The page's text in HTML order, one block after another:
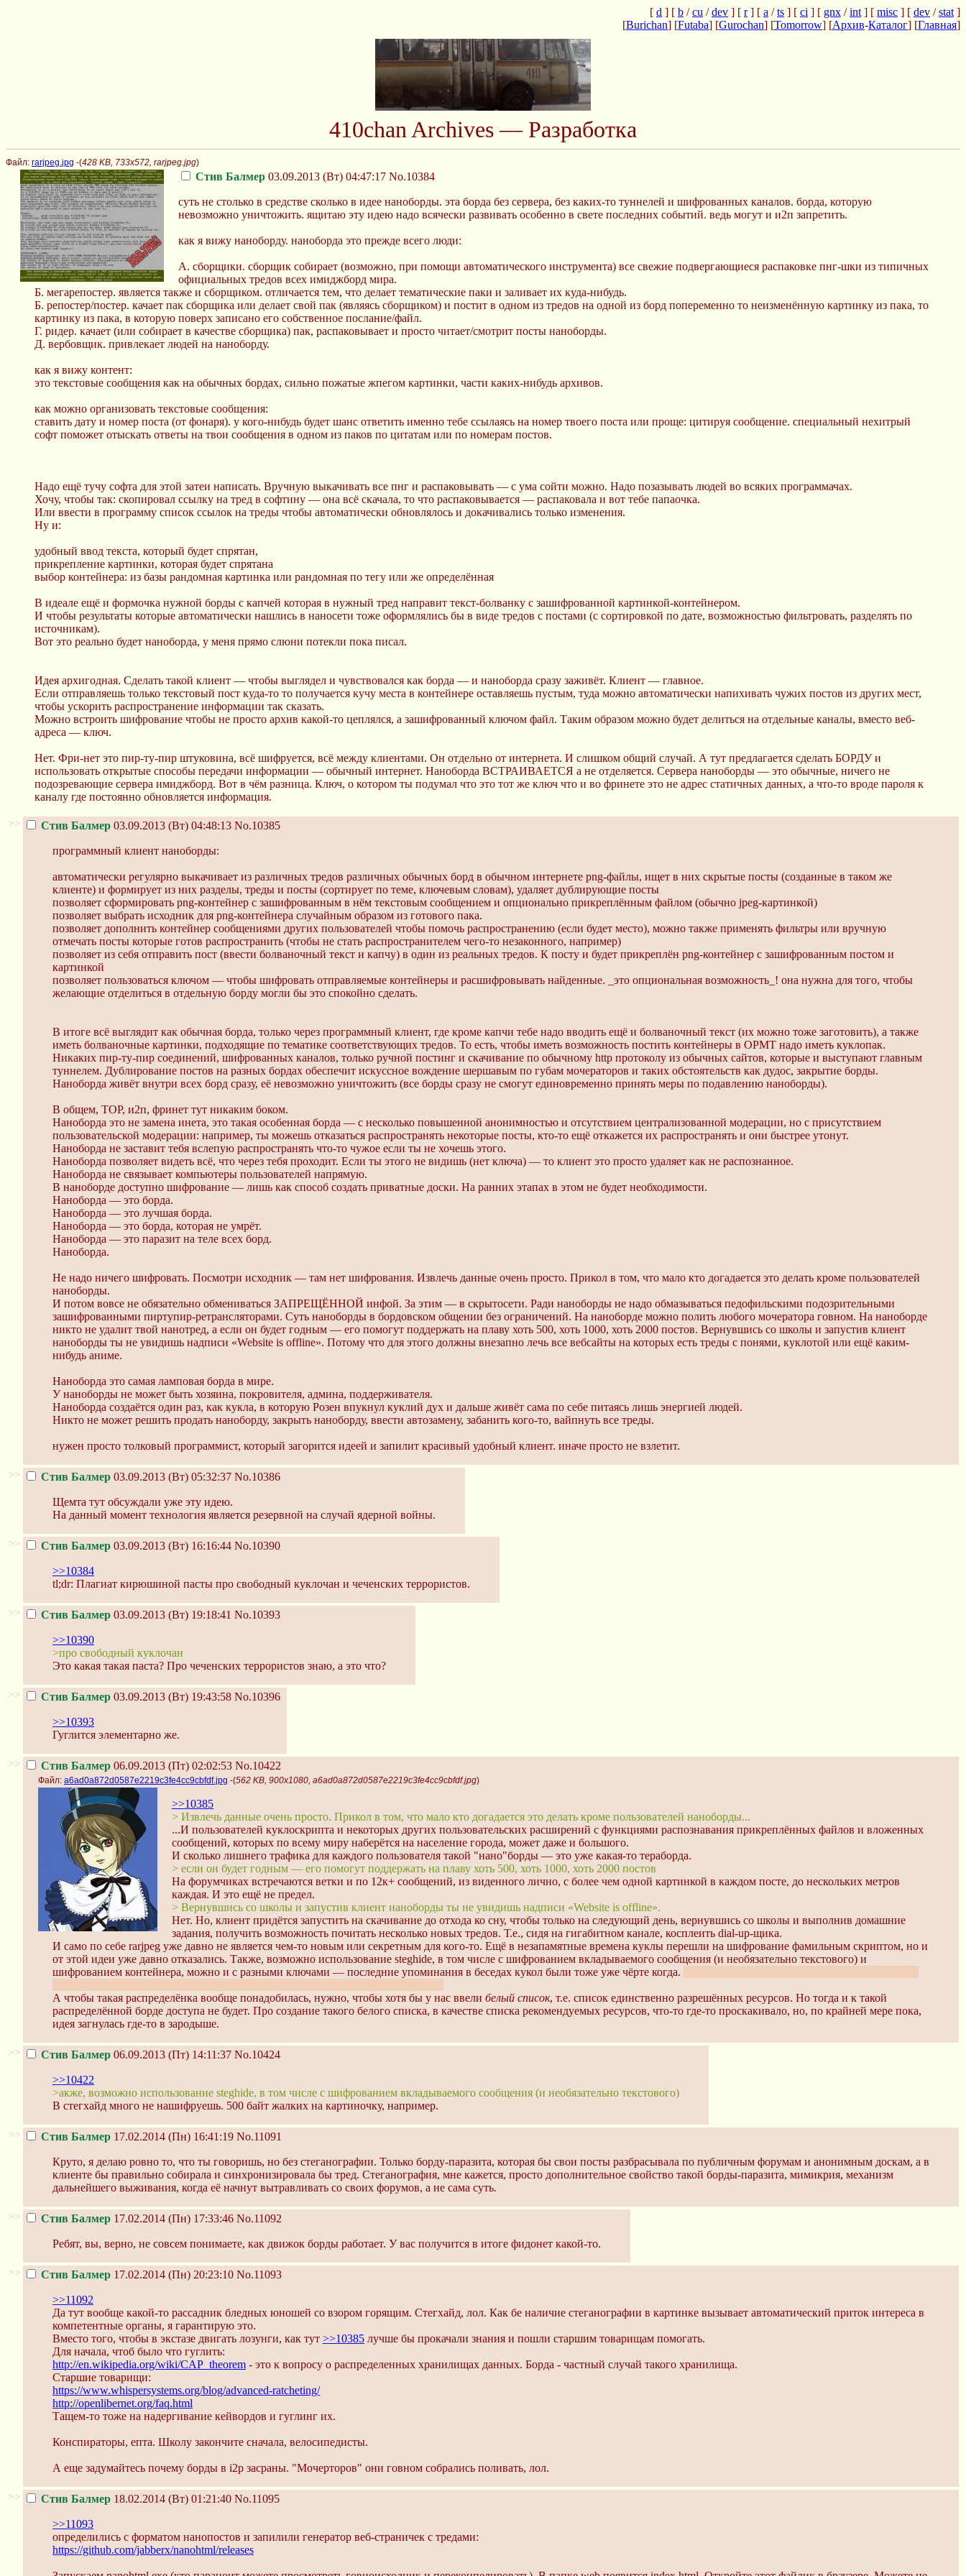
[ d ] [ b /cu /dev ] [ r] [ a /ts ] [ ci ] [ gnx /int ] [ misc ] [ dev /stat ]
[Burichan] [Futaba] [Gurochan] [Tomorrow] [Архив-Каталог] [Главная]
410chan Archives — Разработка
Файл: rarjpeg.jpg -(428 KB, 733x572, rarjpeg.jpg)
Стив Балмер 03.09.2013 (Вт) 04:47:17 No.10384
суть не столько в средстве сколько в идее наноборды. эта борда без сервера, без каких-то туннелей и шифрованных каналов. борда, которую
невозможно уничтожить. ящитаю эту идею надо всячески развивать особенно в свете последних событий. ведь могут и и2п запретить.
как я вижу наноборду. наноборда это прежде всего люди:
А. сборщики. сборщик собирает (возможно, при помощи автоматического инструмента) все свежие подвергающиеся распаковке пнг-шки из типичных
официальных тредов всех имиджборд мира.
Б. мегарепостер. является также и сборщиком. отличается тем, что делает тематические паки и заливает их куда-нибудь.
Б. репостер/постер. качает пак сборщика или делает свой пак (являясь сборщиком) и постит в одном из тредов на одной из борд попеременно то неизменённую картинку из пака, то
картинку из пака, в которую поверх записано его собственное послание/файл.
Г. ридер. качает (или собирает в качестве сборщика) пак, распаковывает и просто читает/смотрит посты наноборды.
Д. вербовщик. привлекает людей на наноборду.
как я вижу контент:
это текстовые сообщения как на обычных бордах, сильно пожатые жпегом картинки, части каких-нибудь архивов.
как можно организовать текстовые сообщения:
ставить дату и номер поста (от фонаря). у кого-нибудь будет шанс ответить именно тебе ссылаясь на номер твоего поста или проще: цитируя сообщение. специальный нехитрый
софт поможет отыскать ответы на твои сообщения в одном из паков по цитатам или по номерам постов.
Надо ещё тучу софта для этой затеи написать. Вручную выкачивать все пнг и распаковывать — с ума сойти можно. Надо позазывать людей во всяких программачах.
Хочу, чтобы так: скопировал ссылку на тред в софтину — она всё скачала, то что распаковывается — распаковала и вот тебе папаочка.
Или ввести в программу список ссылок на треды чтобы автоматически обновлялось и докачивались только изменения.
Ну и:
удобный ввод текста, который будет спрятан,
прикрепление картинки, которая будет спрятана
выбор контейнера: из базы рандомная картинка или рандомная по тегу или же определённая
В идеале ещё и формочка нужной борды с капчей которая в нужный тред направит текст-болванку с зашифрованной картинкой-контейнером.
И чтобы результаты которые автоматически нашлись в наносети тоже оформлялись бы в виде тредов с постами (с сортировкой по дате, возможностью фильтровать, разделять по
источникам).
Вот это реально будет наноборда, у меня прямо слюни потекли пока писал.
Идея архигодная. Сделать такой клиент — чтобы выглядел и чувствовался как борда — и наноборда сразу заживёт. Клиент — главное.
Если отправляешь только текстовый пост куда-то то получается кучу места в контейнере оставляешь пустым, туда можно автоматически напихивать чужих постов из других мест,
чтобы ускорить распространение информации так сказать.
Можно встроить шифрование чтобы не просто архив какой-то цеплялся, а зашифрованный ключом файл. Таким образом можно будет делиться на отдельные каналы, вместо веб-
адреса — ключ.
Нет. Фри-нет это пир-ту-пир штуковина, всё шифруется, всё между клиентами. Он отдельно от интернета. И слишком общий случай. А тут предлагается сделать БОРДУ и
использовать открытые способы передачи информации — обычный интернет. Наноборда ВСТРАИВАЕТСЯ а не отделяется. Сервера наноборды — это обычные, ничего не
подозревающие сервера имиджборд. Вот в чём разница. Ключ, о котором ты подумал что это тот же ключ что и во фринете это не адрес статичных данных, а что-то вроде пароля к
каналу где постоянно обновляется информация.
>> Стив Балмер 03.09.2013 (Вт) 04:48:13 No.10385
программный клиент наноборды:
автоматически регулярно выкачивает из различных тредов различных обычных борд в обычном интернете png-файлы, ищет в них скрытые посты (созданные в таком же
клиенте) и формирует из них разделы, треды и посты (сортирует по теме, ключевым словам), удаляет дублирующие посты
позволяет сформировать png-контейнер с зашифрованным в нём текстовым сообщением и опционально прикреплённым файлом (обычно jpeg-картинкой)
позволяет выбрать исходник для png-контейнера случайным образом из готового пака.
позволяет дополнить контейнер сообщениями других пользователей чтобы помочь распространению (если будет место), можно также применять фильтры или вручную
отмечать посты которые готов распространить (чтобы не стать распространителем чего-то незаконного, например)
позволяет из себя отправить пост (ввести болваночный текст и капчу) в один из реальных тредов. К посту и будет прикреплён png-контейнер с зашифрованным постом и
картинкой
позволяет пользоваться ключом — чтобы шифровать отправляемые контейнеры и расшифровывать найденные. _это опциональная возможность_! она нужна для того, чтобы
желающие отделиться в отдельную борду могли бы это спокойно сделать.
В итоге всё выглядит как обычная борда, только через программный клиент, где кроме капчи тебе надо вводить ещё и болваночный текст (их можно тоже заготовить), а также
иметь болваночные картинки, подходящие по тематике соответствующих тредов. То есть, чтобы иметь возможность постить контейнеры в ОРМТ надо иметь куклопак.
Никаких пир-ту-пир соединений, шифрованных каналов, только ручной постинг и скачивание по обычному http протоколу из обычных сайтов, которые и выступают главным
туннелем. Дублирование постов на разных бордах обеспечит искуссное вождение шершавым по губам мочераторов и таких обстоятельств как дудос, закрытие борды.
Наноборда живёт внутри всех борд сразу, её невозможно уничтожить (все борды сразу не смогут единовременно принять меры по подавлению наноборды).
В общем, ТОР, и2п, фринет тут никаким боком.
Наноборда это не замена инета, это такая особенная борда — с несколько повышенной анонимностью и отсутствием централизованной модерации, но с присутствием
пользовательской модерации: например, ты можешь отказаться распространять некоторые посты, кто-то ещё откажется их распространять и они быстрее утонут.
Наноборда не заставит тебя вслепую распространять что-то чужое если ты не хочешь этого.
Наноборда позволяет видеть всё, что через тебя проходит. Если ты этого не видишь (нет ключа) — то клиент это просто удаляет как не распознанное.
Наноборда не связывает компьютеры пользователей напрямую.
В наноборде доступно шифрование — лишь как способ создать приватные доски. На ранних этапах в этом не будет необходимости.
Наноборда — это борда.
Наноборда — это лучшая борда.
Наноборда — это борда, которая не умрёт.
Наноборда — это паразит на теле всех борд.
Наноборда.
Не надо ничего шифровать. Посмотри исходник — там нет шифрования. Извлечь данные очень просто. Прикол в том, что мало кто догадается это делать кроме пользователей
наноборды.
И потом вовсе не обязательно обмениваться ЗАПРЕЩЁННОЙ инфой. За этим — в скрытосети. Ради наноборды не надо обмазываться педофильскими подозрительными
зашифрованными пиртупир-ретрансляторами. Суть наноборды в бордовском общении без ограничений. На наноборде можно полить любого мочератора говном. На наноборде
никто не удалит твой нанотред, а если он будет годным — его помогут поддержать на плаву хоть 500, хоть 1000, хоть 2000 постов. Вернувшись со школы и запустив клиент
наноборды ты не увидишь надписи «Website is offline». Потому что для этого должны внезапно лечь все вебсайты на которых есть треды с понями, куклотой или ещё каким-
нибудь аниме.
Наноборда это самая ламповая борда в мире.
У наноборды не может быть хозяина, покровителя, админа, поддерживателя.
Наноборда создаётся один раз, как кукла, в которую Розен впукнул куклий дух и дальше живёт сама по себе питаясь лишь энергией людей.
Никто не может решить продать наноборду, закрыть наноборду, ввести автозамену, забанить кого-то, вайпнуть все треды.
нужен просто толковый программист, который загорится идеей и запилит красивый удобный клиент. иначе просто не взлетит.
>> Стив Балмер 03.09.2013 (Вт) 05:32:37 No.10386
Щемта тут обсуждали уже эту идею.
На данный момент технология является резервной на случай ядерной войны.
>> Стив Балмер 03.09.2013 (Вт) 16:16:44 No.10390
>>10384
tl;dr: Плагиат кирюшиной пасты про свободный куклочан и чеченских террористов.
>> Стив Балмер 03.09.2013 (Вт) 19:18:41 No.10393
>>10390
>про свободный куклочан
Это какая такая паста? Про чеченских террористов знаю, а это что?
>> Стив Балмер 03.09.2013 (Вт) 19:43:58 No.10396
>>10393
Гуглится элементарно же.
>> Стив Балмер 06.09.2013 (Пт) 02:02:53 No.10422
Файл: a6ad0a872d0587e2219c3fe4cc9cbfdf.jpg -(562 KB, 900x1080, a6ad0a872d0587e2219c3fe4cc9cbfdf.jpg)
>>10385
> Извлечь данные очень просто. Прикол в том, что мало кто догадается это делать кроме пользователей наноборды...
...И пользователей куклоскрипта и некоторых других пользовательских расширений с функциями распознавания прикреплённых файлов и вложенных
сообщений, которых по всему миру наберётся на население города, может даже и большого.
И сколько лишнего трафика для каждого пользователя такой "нано"борды — это уже какая-то тераборда.
> если он будет годным — его помогут поддержать на плаву хоть 500, хоть 1000, хоть 2000 постов
На форумчиках встречаются ветки и по 12к+ сообщений, из виденного лично, с более чем одной картинкой в каждом посте, до нескольких метров
каждая. И это ещё не предел.
> Вернувшись со школы и запустив клиент наноборды ты не увидишь надписи «Website is offline».
Нет. Но, клиент придётся запустить на скачивание до отхода ко сну, чтобы только на следующий день, вернувшись со школы и выполнив домашние
задания, получить возможность почитать несколько новых тредов. Т.е., сидя на гигабитном канале, косплеить dial-up-щика.
И само по себе rarjpeg уже давно не является чем-то новым или секретным для кого-то. Ещё в незапамятные времена куклы перешли на шифрование фамильным скриптом, но и
от этой идеи уже давно отказались. Также, возможно использование steghide, в том числе с шифрованием вкладываемого сообщения (и необязательно текстового) и
шифрованием контейнера, можно и с разными ключами — последние упоминания в беседах кукол были тоже уже чёрте когда.
А чтобы такая распределёнка вообще понадобилась, нужно, чтобы хотя бы у нас ввели белый список, т.е. список единственно разрешённых ресурсов. Но тогда и к такой
распределённой борде доступа не будет. Про создание такого белого списка, в качестве списка рекомендуемых ресурсов, что-то где-то проскакивало, но, по крайней мере пока,
идея загнулась где-то в зародыше.
>> Стив Балмер 06.09.2013 (Пт) 14:11:37 No.10424
>>10422
>акже, возможно использование steghide, в том числе с шифрованием вкладываемого сообщения (и необязательно текстового)
В стегхайд много не нашифруешь. 500 байт жалких на картиночку, например.
>> Стив Балмер 17.02.2014 (Пн) 16:41:19 No.11091
Круто, я делаю ровно то, что ты говоришь, но без стеганографии. Только борду-паразита, которая бы свои посты разбрасывала по публичным форумам и анонимным доскам, а в
клиенте бы правильно собирала и синхронизировала бы тред. Стеганография, мне кажется, просто дополнительное свойство такой борды-паразита, мимикрия, механизм
дальнейшего выживания, когда её начнут вытравливать со своих форумов, а не сама суть.
>> Стив Балмер 17.02.2014 (Пн) 17:33:46 No.11092
Ребят, вы, верно, не совсем понимаете, как движок борды работает. У вас получится в итоге фидонет какой-то.
>> Стив Балмер 17.02.2014 (Пн) 20:23:10 No.11093
>>11092
Да тут вообще какой-то рассадник бледных юношей со взором горящим. Стегхайд, лол. Как бе наличие стеганографии в картинке вызывает автоматический приток интереса в
компетентные органы, я гарантирую это.
Вместо того, чтобы в экстазе двигать лозунги, как тут >>10385 лучше бы прокачали знания и пошли старшим товарищам помогать.
Для начала, чтоб было что гуглить:
http://en.wikipedia.org/wiki/CAP_theorem - это к вопросу о распределенных хранилищах данных. Борда - частный случай такого хранилища.
Старшие товарищи:
https://www.whispersystems.org/blog/advanced-ratcheting/
http://openlibernet.org/faq.html
Тащем-то тоже на надергивание кейвордов и гуглинг их.
Конспираторы, епта. Школу закончите сначала, велосипедисты.
А еще задумайтесь почему борды в i2p засраны. "Мочерторов" они говном собрались поливать, лол.
>> Стив Балмер 18.02.2014 (Вт) 01:21:40 No.11095
>>11093
определились с форматом нанопостов и запилили генератор веб-страничек с тредами:
https://github.com/jabberx/nanohtml/releases